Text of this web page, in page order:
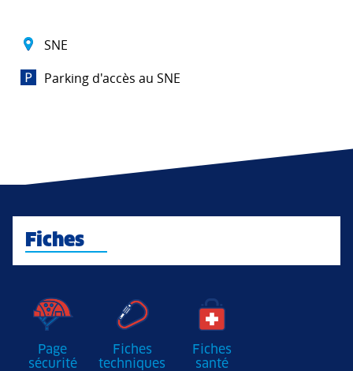
SNE
Parking d'accès au SNE
Fiches
Page
sécurité
Fiches
techniques
Fiches
santé